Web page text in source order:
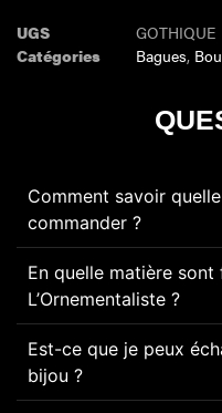
UGS
GOTHIQUE
Catégories
Bagues,
Comment savoir
commander ?
En quelle matière
L’Ornementaliste ?
Est-ce que je peux
bijou ?